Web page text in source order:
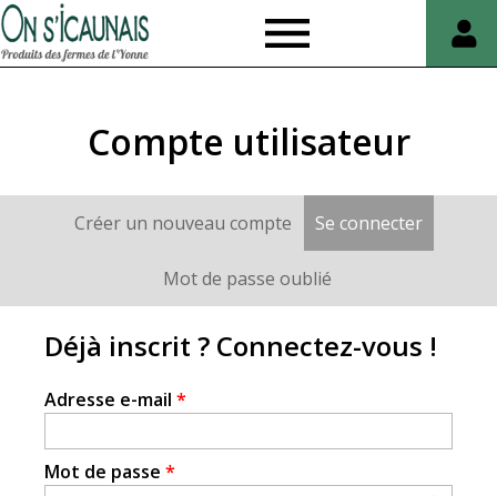
Compte utilisateur
OngletsCréer un nouveau compte Se connecter(onglet
Mot de passe oublié
Déjà inscrit ? Connectez-vous !
Adresse e-mail *
Mot de passe *